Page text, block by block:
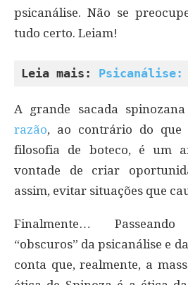
psicanálise. Não se
tudo certo. Leiam!
Leia mais: Psicanálise:
A grande sacada
razão, ao contrário do que
filosofia de boteco, é um
vontade de criar
assim, evitar situações que
Finalmente…
“obscuros” da psicanálise e
conta que, realmente, a